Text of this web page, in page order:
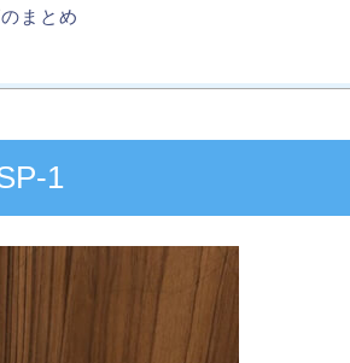
まとめ
1